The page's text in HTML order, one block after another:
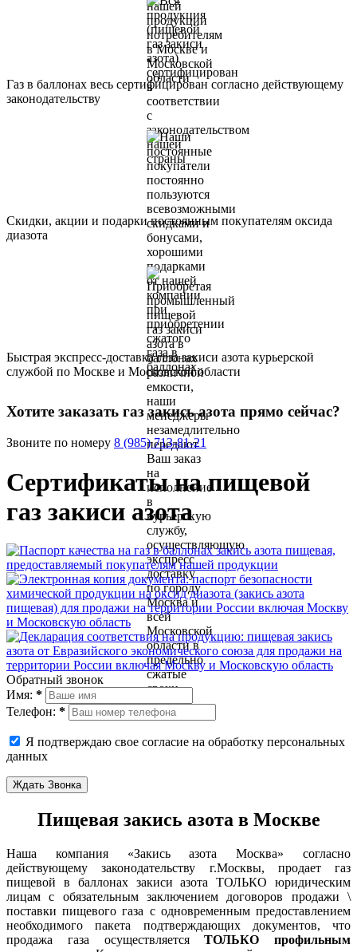
Газ в баллонах весь сертифицирован согласно действующему
законодательству
Скидки, акции и подарки постоянным покупателям оксида
диазота
Быстрая экспресс-доставка газа закиси азота курьерской
службой по Москве и Московской области
Хотите заказать газ закись азота прямо сейчас?
Звоните по номеру 8 (985) 713-81-21
Сертификаты на пищевой
газ закиси азота
Обратный звонок
Имя: *
Телефон: *
Я подтверждаю свое согласие на обработку персональных
данных
Ждать Звонка
Пищевая закись азота в Москве
Наша компания «Закись азота Москва» согласно
действующему законодательству г.Москвы, продает газ
пищевой в баллонах закиси азота ТОЛЬКО юридическим
лицам с обязательным заключением договоров продажи \
поставки пищевого газа с одновременным предоставлением
необходимого пакета подтверждающих документов, что
продажа газа осуществляетсяТОЛЬКО профильным